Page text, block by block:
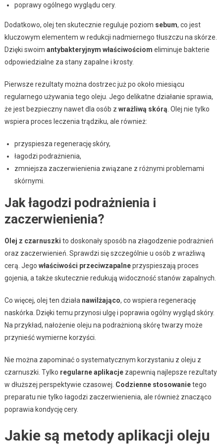
poprawy ogólnego wyglądu cery.
Dodatkowo, olej ten skutecznie reguluje poziom sebum, co jest
kluczowym elementem w redukcji nadmiernego tłuszczu na skórze.
Dzięki swoim antybakteryjnym właściwościom eliminuje bakterie
odpowiedzialne za stany zapalne i krosty.
Pierwsze rezultaty można dostrzec już po około miesiącu
regularnego używania tego oleju. Jego delikatne działanie sprawia,
że jest bezpieczny nawet dla osób z wrażliwą skórą . Olej nie tylko
wspiera proces leczenia trądziku, ale również:
przyspiesza regenerację skóry,
łagodzi podrażnienia,
zmniejsza zaczerwienienia związane z różnymi problemami
skórnymi.
Jak łagodzi podrażnienia i
zaczerwienienia?
Olej z czarnuszki to doskonały sposób na złagodzenie podrażnień
oraz zaczerwienień. Sprawdzi się szczególnie u osób z wrażliwą
cerą. Jego właściwości przeciwzapalneprzyspieszają proces
gojenia, a także skutecznie redukują widoczność stanów zapalnych.
Co więcej, olej ten działa nawilżająco, co wspiera regenerację
naskórka. Dzięki temu przynosi ulgę i poprawia ogólny wygląd skóry.
Na przykład, nałożenie oleju na podrażnioną skórę twarzy może
przynieść wymierne korzyści.
Nie można zapominać o systematycznym korzystaniu z oleju z
czarnuszki. Tylko regularne aplikacjezapewnią najlepsze rezultaty
w dłuższej perspektywie czasowej. Codzienne stosowanietego
preparatu nie tylko łagodzi zaczerwienienia, ale również znacząco
poprawia kondycję cery.
Jakie są metody aplikacji oleju